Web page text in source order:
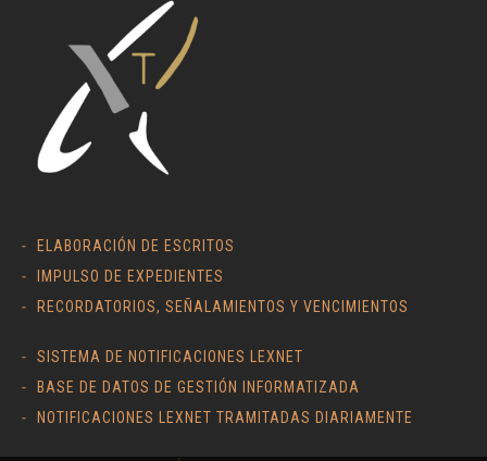
ELABORACIÓN DE ESCRITOS
IMPULSO DE EXPEDIENTES
RECORDATORIOS, SEÑALAMIENTOS Y VENCIMIENTOS
SISTEMA DE NOTIFICACIONES LEXNET
BASE DE DATOS DE GESTIÓN INFORMATIZADA
NOTIFICACIONES LEXNET TRAMITADAS DIARIAMENTE